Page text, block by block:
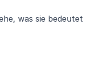
was sie bedeutet